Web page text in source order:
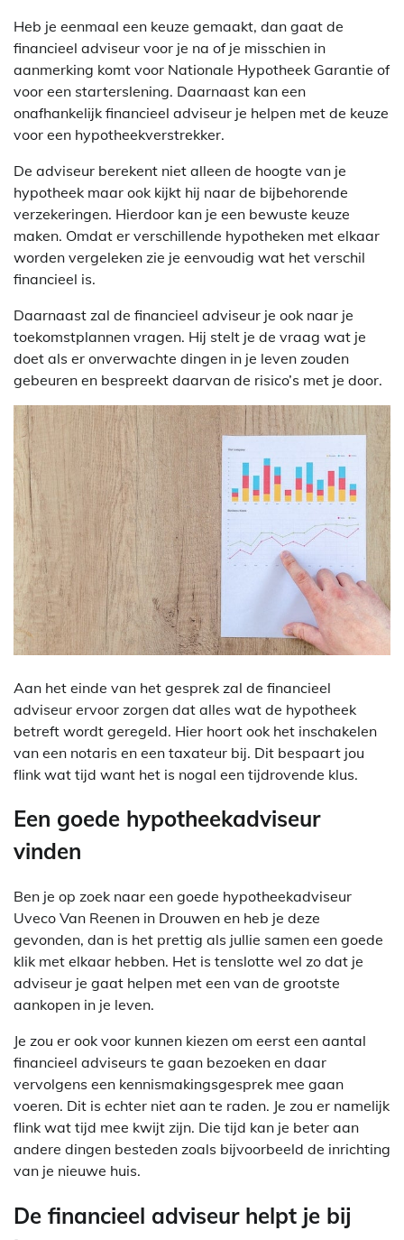
Heb je eenmaal een keuze gemaakt, dan gaat de
financieel adviseur voor je na of je misschien in
aanmerking komt voor Nationale Hypotheek Garantie of
voor een starterslening. Daarnaast kan een
onafhankelijk financieel adviseur je helpen met de keuze
voor een hypotheekverstrekker.
De adviseur berekent niet alleen de hoogte van je
hypotheek maar ook kijkt hij naar de bijbehorende
verzekeringen. Hierdoor kan je een bewuste keuze
maken. Omdat er verschillende hypotheken met elkaar
worden vergeleken zie je eenvoudig wat het verschil
financieel is.
Daarnaast zal de financieel adviseur je ook naar je
toekomstplannen vragen. Hij stelt je de vraag wat je
doet als er onverwachte dingen in je leven zouden
gebeuren en bespreekt daarvan de risico’s met je door.
Aan het einde van het gesprek zal de financieel
adviseur ervoor zorgen dat alles wat de hypotheek
betreft wordt geregeld. Hier hoort ook het inschakelen
van een notaris en een taxateur bij. Dit bespaart jou
flink wat tijd want het is nogal een tijdrovende klus.
Een goede hypotheekadviseur
vinden
Ben je op zoek naar een goede hypotheekadviseur
Uveco Van Reenen in Drouwen en heb je deze
gevonden, dan is het prettig als jullie samen een goede
klik met elkaar hebben. Het is tenslotte wel zo dat je
adviseur je gaat helpen met een van de grootste
aankopen in je leven.
Je zou er ook voor kunnen kiezen om eerst een aantal
financieel adviseurs te gaan bezoeken en daar
vervolgens een kennismakingsgesprek mee gaan
voeren. Dit is echter niet aan te raden. Je zou er namelijk
flink wat tijd mee kwijt zijn. Die tijd kan je beter aan
andere dingen besteden zoals bijvoorbeeld de inrichting
van je nieuwe huis.
De financieel adviseur helpt je bij